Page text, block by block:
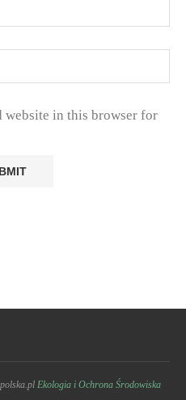
website in this browser for
Ekologia i Ochrona Środowiska